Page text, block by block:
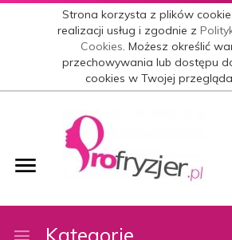
Strona korzysta z plików
realizacji usług i zgodnie z
Cookies. Możesz określić
przechowywania lub dostępu
cookies w Twojej
Kategorie